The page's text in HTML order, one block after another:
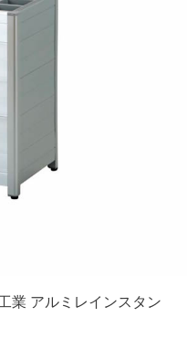
業 アルミレインスタン